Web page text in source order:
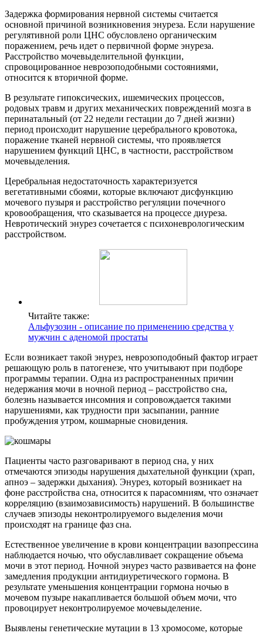
Задержка формирования нервной системы считается
основной причиной возникновения энуреза. Если нарушение
регулятивной роли ЦНС обусловлено органическим
поражением, речь идет о первичной форме энуреза.
Расстройство мочевыделительной функции,
спровоцированное неврозоподобными состояниями,
относится к вторичной форме.
В результате гипоксических, ишемических процессов,
родовых травм и других механических повреждений мозга в
перинатальный (от 22 недели гестации до 7 дней жизни)
период происходит нарушение церебрального кровотока,
поражение тканей нервной системы, что проявляется
нарушением функций ЦНС, в частности, расстройством
мочевыделения.
Церебральная недостаточность характеризуется
вегетативными сбоями, которые включают дисфункцию
мочевого пузыря и расстройство регуляции почечного
кровообращения, что сказывается на процессе диуреза.
Невротический энурез сочетается с психоневрологическим
расстройством.
Читайте также:
Альфузозин - описание по применению средства у
мужчин с аденомой простаты
Если возникает такой энурез, неврозоподобный фактор играет
решающую роль в патогенезе, что учитывают при подборе
программы терапии. Одна из распространенных причин
недержания мочи в ночной период – расстройство сна,
болезнь называется инсомния и сопровождается такими
нарушениями, как трудности при засыпании, ранние
пробуждения утром, кошмарные сновидения.
Пациенты часто разговаривают в период сна, у них
отмечаются эпизоды нарушения дыхательной функции (храп,
апноэ – задержки дыхания). Энурез, который возникает на
фоне расстройства сна, относится к парасомниям, что означает
корреляцию (взаимозависимость) нарушений. В большинстве
случаев эпизоды неконтролируемого выделения мочи
происходят на границе фаз сна.
Естественное увеличение в крови концентрации вазопрессина
наблюдается ночью, что обуславливает сокращение объема
мочи в этот период. Ночной энурез часто развивается на фоне
замедления продукции антидиуретического гормона. В
результате уменьшения концентрации гормона ночью в
мочевом пузыре накапливается большой объем мочи, что
провоцирует неконтролируемое мочевыделение.
Выявлены генетические мутации в 13 хромосоме, которые